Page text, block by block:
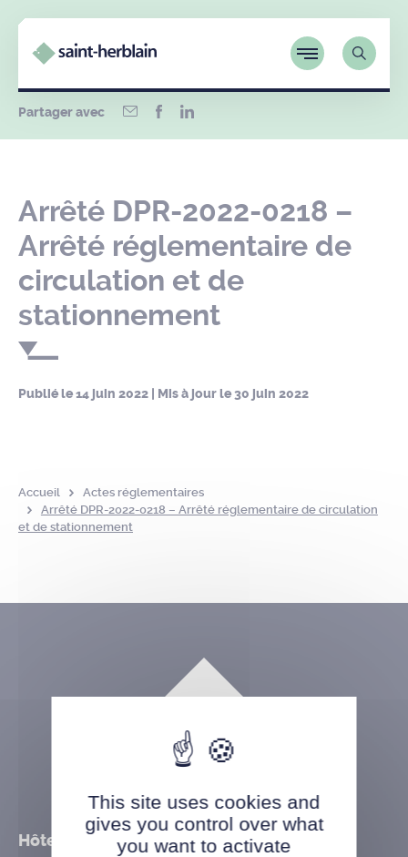
Partager avec
Arrêté DPR-2022-0218 –
Arrêté réglementaire de
circulation et de
stationnement
Publié le14 juin 2022 | Mis à jour le30 juin 2022
Accueil
Actes réglementaires
Arrêté DPR-2022-0218 – Arrêté réglementaire de circulation
et de stationnement
Hôtel de ville
This site uses cookies and
gives you control over what
you want to activate